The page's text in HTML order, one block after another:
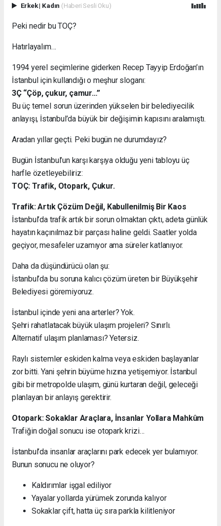
Erkek| Kadın (Haberi Sesli Oku)
Peki nedir bu TOÇ?
Hatırlayalım…
1994 yerel seçimlerine giderken Recep Tayyip Erdoğan’ın
İstanbul için kullandığı o meşhur sloganı:
3Ç “Çöp, çukur, çamur…”
Bu üç temel sorun üzerinden yükselen bir belediyecilik
anlayışı, İstanbul’da büyük bir değişimin kapısını aralamıştı.
Aradan yıllar geçti. Peki bugün ne durumdayız?
Bugün İstanbul’un karşı karşıya olduğu yeni tabloyu üç
harfle özetleyebiliriz:
TOÇ: Trafik, Otopark, Çukur.
Trafik: Artık Çözüm Değil, Kabullenilmiş Bir Kaos
İstanbul’da trafik artık bir sorun olmaktan çıktı, adeta günlük
hayatın kaçınılmaz bir parçası haline geldi. Saatler yolda
geçiyor, mesafeler uzamıyor ama süreler katlanıyor.
Daha da düşündürücü olan şu:
İstanbul’da bu soruna kalıcı çözüm üreten bir Büyükşehir
Belediyesi göremiyoruz.
İstanbul içinde yeni ana arterler? Yok.
Şehri rahatlatacak büyük ulaşım projeleri? Sınırlı.
Alternatif ulaşım planlaması? Yetersiz.
Raylı sistemler eskiden kalma veya eskiden başlayanlar
zor bitti. Yani şehrin büyüme hızına yetişemiyor. İstanbul
gibi bir metropolde ulaşım, günü kurtaran değil, geleceği
planlayan bir anlayış gerektirir.
Otopark: Sokaklar Araçlara, İnsanlar Yollara Mahkûm
Trafiğin doğal sonucu ise otopark krizi…
İstanbul’da insanlar araçlarını park edecek yer bulamıyor.
Bunun sonucu ne oluyor?
Kaldırımlar işgal ediliyor
Yayalar yollarda yürümek zorunda kalıyor
Sokaklar çift, hatta üç sıra parkla kilitleniyor